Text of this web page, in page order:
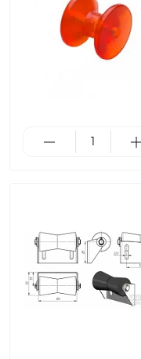
раме прицепа
Носовой упор RP3
из красного
прицепах, которые
лодки и
надежной